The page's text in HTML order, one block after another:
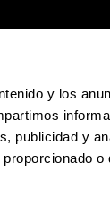
y los
publicidad y
o